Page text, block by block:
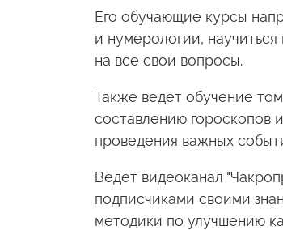
Его обучающие курсы
и нумерологии, научиться
на все свои вопросы.
Также ведет обучение
составлению гороскопов
проведения важных
Ведет видеоканал
подписчиками своими
методики по улучшению